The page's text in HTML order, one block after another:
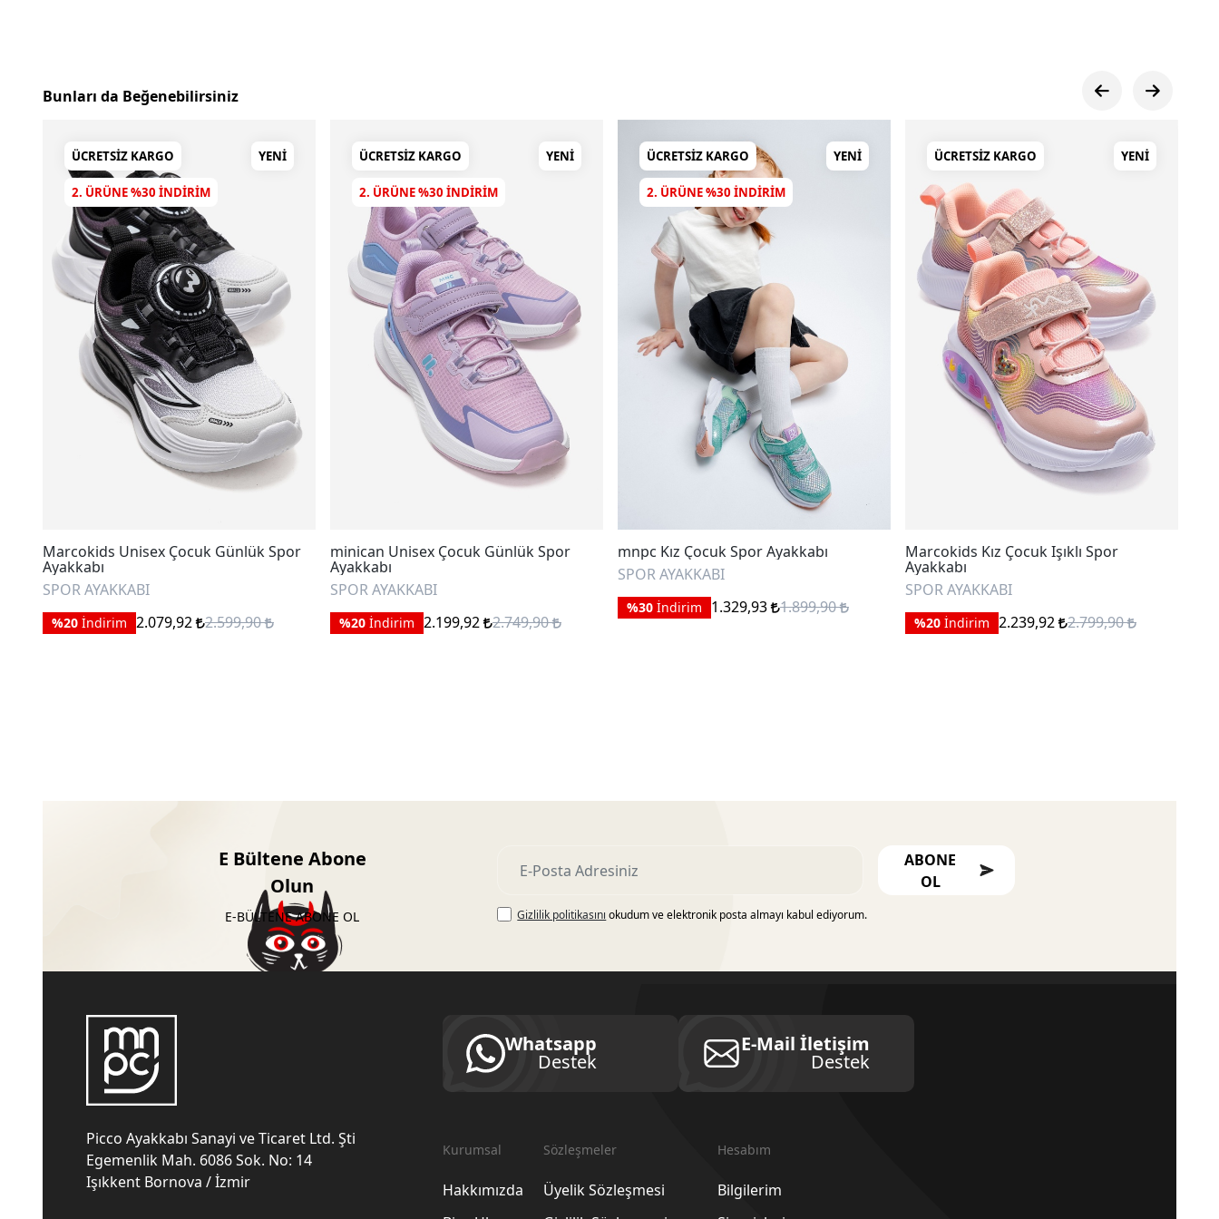
Bunları da Beğenebilirsiniz
ÜCRETSIZ KARGO YENI
2. ÜRÜNE %30 INDIRIM
Marcokids Unisex Çocuk Günlük Spor
Ayakkabı
SPOR AYAKKABI
%20 İndirim 2.079,92 2.599,90
ÜCRETSIZ KARGO YENI
2. ÜRÜNE %30 INDIRIM
minican Unisex Çocuk Günlük Spor
Ayakkabı
SPOR AYAKKABI
%20 İndirim 2.199,92 2.749,90
ÜCRETSIZ KARGO YENI
2. ÜRÜNE %30 INDIRIM
mnpc Kız Çocuk Spor Ayakkabı
SPOR AYAKKABI
%30 İndirim 1.329,93 1.899,90
ÜCRETSIZ KARGO YENI
Marcokids Kız Çocuk Işıklı Spor
Ayakkabı
SPOR AYAKKABI
%20 İndirim 2.239,92 2.799,90
E Bültene Abone
Olun
E-BÜLTENE ABONE OL
ABONE
OL
Gizlilik politikasını okudum ve elektronik posta almayı kabul ediyorum.
Picco Ayakkabı Sanayi ve Ticaret Ltd. Şti
Egemenlik Mah. 6086 Sok. No: 14
Işıkkent Bornova / İzmir
Whatsapp
Destek
E-Mail İletişim
Destek
Kurumsal
Hakkımızda
Sözleşmeler
Üyelik Sözleşmesi
Hesabım
Bilgilerim